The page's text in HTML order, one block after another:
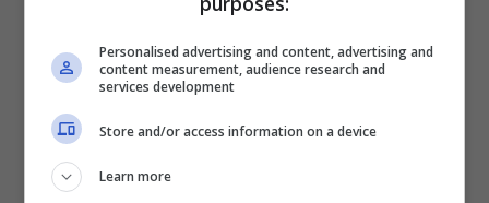
Personalised advertising and content, advertising and
content measurement, audience research and
services development
Store and/or access information on a device
Learn more